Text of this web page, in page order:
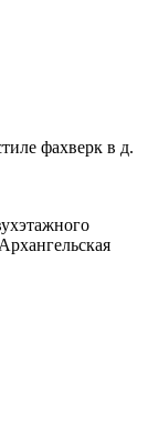
фахверк в д.